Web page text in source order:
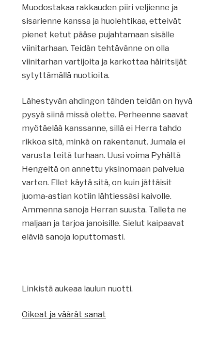
Muodostakaa rakkauden piiri veljienne ja
sisarienne kanssa ja huolehtikaa, etteivät
pienet ketut pääse pujahtamaan sisälle
viinitarhaan. Teidän tehtävänne on olla
viinitarhan vartijoita ja karkottaa häiritsijät
sytyttämällä nuotioita.
Lähestyvän ahdingon tähden teidän on hyvä
pysyä siinä missä olette. Perheenne saavat
myötäelää kanssanne, sillä ei Herra tahdo
rikkoa sitä, minkä on rakentanut. Jumala ei
varusta teitä turhaan. Uusi voima Pyhältä
Hengeltä on annettu yksinomaan palvelua
varten. Ellet käytä sitä, on kuin jättäisit
juoma-astian kotiin lähtiessäsi kaivolle.
Ammenna sanoja Herran suusta. Talleta ne
maljaan ja tarjoa janoisille. Sielut kaipaavat
eläviä sanoja loputtomasti.
Linkistä aukeaa laulun nuotti.
Oikeat ja väärät sanat